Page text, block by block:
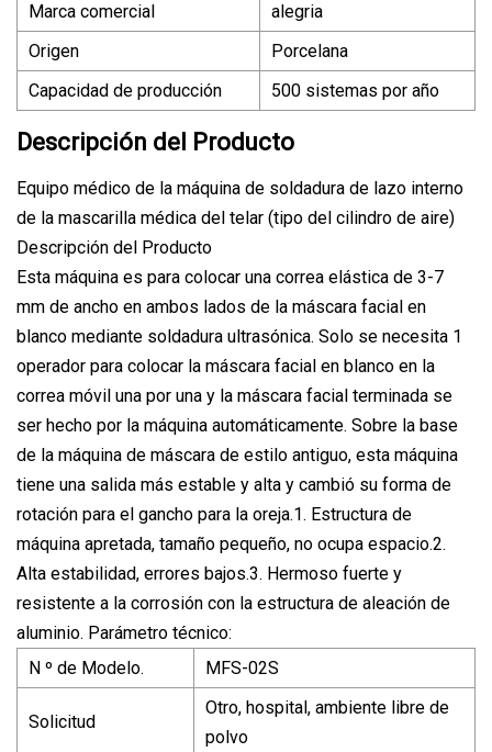
Marca comercial
alegria
Origen
Porcelana
Capacidad de producción
500 sistemas por año
Descripción del Producto
Equipo médico de la máquina de soldadura de lazo interno
de la mascarilla médica del telar (tipo del cilindro de aire)
Descripción del Producto
Esta máquina es para colocar una correa elástica de 3-7
mm de ancho en ambos lados de la máscara facial en
blanco mediante soldadura ultrasónica. Solo se necesita 1
operador para colocar la máscara facial en blanco en la
correa móvil una por una y la máscara facial terminada se
ser hecho por la máquina automáticamente. Sobre la base
de la máquina de máscara de estilo antiguo, esta máquina
tiene una salida más estable y alta y cambió su forma de
rotación para el gancho para la oreja.1. Estructura de
máquina apretada, tamaño pequeño, no ocupa espacio.2.
Alta estabilidad, errores bajos.3. Hermoso fuerte y
resistente a la corrosión con la estructura de aleación de
aluminio. Parámetro técnico:
N º de Modelo.
MFS-02S
Solicitud
Otro, hospital, ambiente libre de
polvo